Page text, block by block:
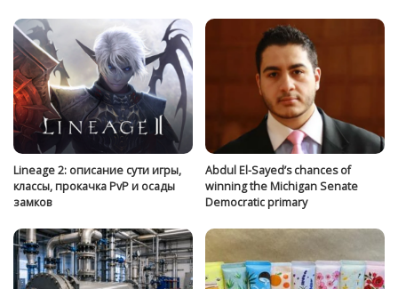
Lineage 2: описание сути игры,
классы, прокачка PvP и осады
замков
Abdul El-Sayed’s chances of
winning the Michigan Senate
Democratic primary